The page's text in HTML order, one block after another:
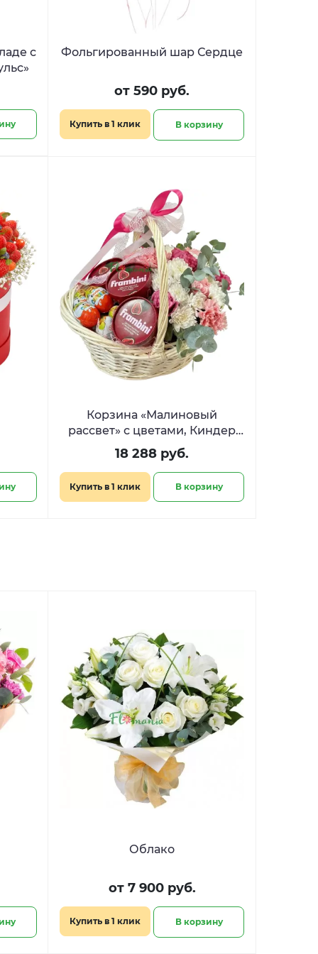
с
Фольгированный шар Сердце
от 590 руб.
Купить в 1 клик В корзину
Корзина «Малиновый
рассвет» с цветами, Киндер
Сюрприз и Фрамбини
18 288 руб.
Купить в 1 клик В корзину
Облако
от 7 900 руб.
Купить в 1 клик В корзину